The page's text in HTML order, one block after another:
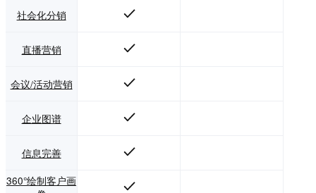
社会化分销
直播营销
会议/活动营销
企业图谱
信息完善
360°绘制客户画